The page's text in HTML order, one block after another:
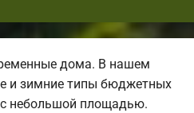
дома. В нашем
и зимние типы бюджетных
небольшой площадью.